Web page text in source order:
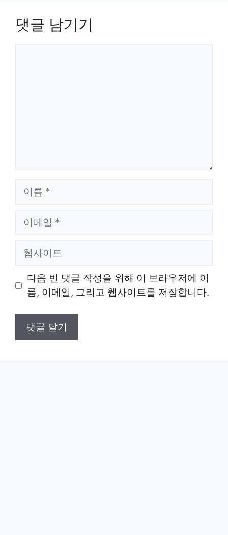
댓글 남기기
트
다음 번 댓글 작성을 위해 이 브라우저에 이
름, 이메일, 그리고 웹사이트를 저장합니다.